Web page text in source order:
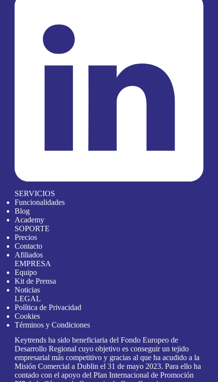
SERVICIOS
Funcionalidades
Blog
Academy
SOPORTE
Precios
Contacto
Afiliados
EMPRESA
Equipo
Kit de Prensa
Noticias
LEGAL
Política de Privacidad
Cookies
Términos y Condiciones
Keytrends ha sido beneficiaria del Fondo Europeo de
Desarrollo Regional cuyo objetivo es conseguir un tejido
empresarial más competitivo y gracias al que ha acudido a la
Misión Comercial a Dublin el 31 de mayo 2023. Para ello ha
contado con el apoyo del Plan Internacional de Promoción